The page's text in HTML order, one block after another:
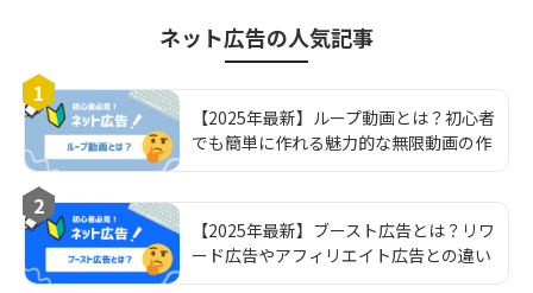
ネット広告の人気記事
1
【2025年最新】ループ動画とは？初心者
でも簡単に作れる魅力的な無限動画の作
り方と活用法を完全解説
2
【2025年最新】ブースト広告とは？リワ
ード広告やアフィリエイト広告との違い
を徹底解説